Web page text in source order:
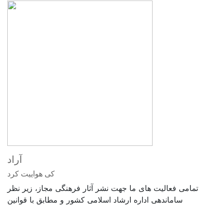
آراد
کی هواییت کرد
تمامی فعالیت های ما جهت نشر آثار فرهنگی مجاز، زیر نظر
ساماندهی اداره ارشاد اسلامی کشور و مطابق با قوانین